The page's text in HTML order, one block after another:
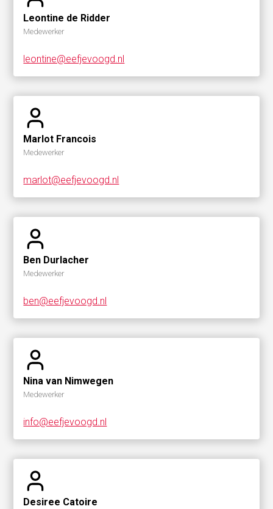
Leontine de Ridder
Medewerker
leontine@eefjevoogd.nl
Marlot Francois
Medewerker
marlot@eefjevoogd.nl
Ben Durlacher
Medewerker
ben@eefjevoogd.nl
Nina van Nimwegen
Medewerker
info@eefjevoogd.nl
Desiree Catoire